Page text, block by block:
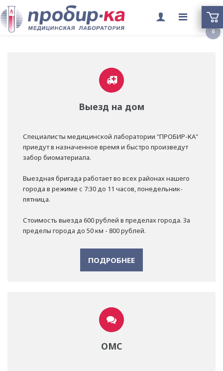
меню
Выезд на дом
Специалисты медицинской лаборатории "ПРОБИР-КА"
приедут в назначенное время и быстро произведут
забор биоматериала.
Выездная бригада работает во всех районах нашего
города в режиме с 7:30 до 11 часов, понедельник-
пятница.
Стоимость выезда 600 рублей в пределах города. За
пределы города до 50 км - 800 рублей.
ПОДРОБНЕЕ
ОМС
0